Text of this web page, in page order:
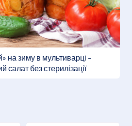
на зиму в мультиварці –
салат без стерилізації